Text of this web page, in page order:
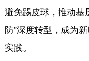
避免踢皮球，推动基
防”深度转型，成为
实践。